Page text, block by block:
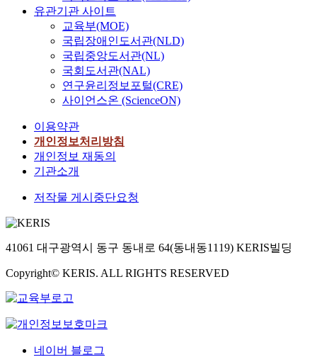
유관기관 사이트
교육부(MOE)
국립장애인도서관(NLD)
국립중앙도서관(NL)
국회도서관(NAL)
연구윤리정보포털(CRE)
사이언스온 (ScienceON)
이용약관
개인정보처리방침
개인정보 재동의
기관소개
저작물 게시중단요청
41061 대구광역시 동구 동내로 64(동내동1119) KERIS빌딩
Copyright© KERIS. ALL RIGHTS RESERVED
네이버 블로그